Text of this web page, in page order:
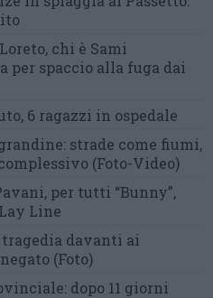
chi è Sami
per spaccio alla fuga dai
6 ragazzi in ospedale
strade come fiumi,
(Foto-Video)
per tutti “Bunny”,
Line
tragedia davanti ai
(Foto)
dopo 11 giorni